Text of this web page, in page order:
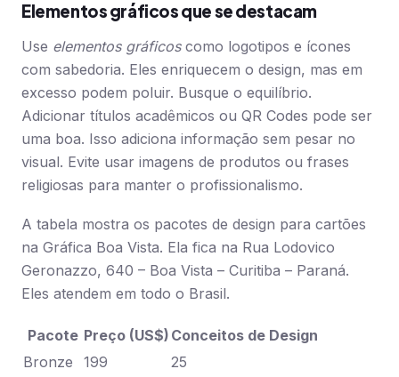
Elementos gráficos que se destacam
Use elementos gráficoscomo logotipos e ícones
com sabedoria. Eles enriquecem o design, mas em
excesso podem poluir. Busque o equilíbrio.
Adicionar títulos acadêmicos ou QR Codes pode ser
uma boa. Isso adiciona informação sem pesar no
visual. Evite usar imagens de produtos ou frases
religiosas para manter o profissionalismo.
A tabela mostra os pacotes de design para cartões
na Gráfica Boa Vista. Ela fica na Rua Lodovico
Geronazzo, 640 – Boa Vista – Curitiba – Paraná.
Eles atendem em todo o Brasil.
Pacote Preço (US$) Conceitos de Design
Bronze
199
25